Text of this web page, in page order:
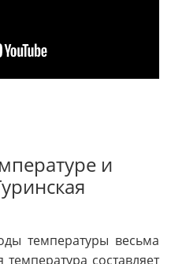
и
температуры весьма
составляет